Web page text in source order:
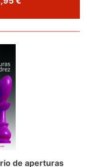
de aperturas